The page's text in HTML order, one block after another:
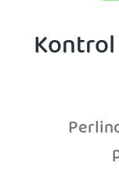
Unduh VPN